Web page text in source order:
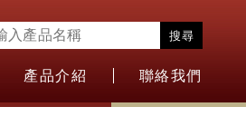
搜尋
產品介紹 聯絡我們